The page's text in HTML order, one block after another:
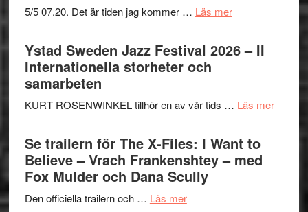
5/5 07.20. Det är tiden jag kommer … Läs merom
Håkan
Hellström
Folkets
–
en
Ystad Sweden Jazz Festival 2026 – II
Internationella storheter och
samarbeten
KURT ROSENWINKEL tillhör en av vår tids … Läs merom
Se trailern för The X-Files: I Want to
Believe – Vrach Frankenshtey – med
Fox Mulder och Dana Scully
Den officiella trailern och … Läs merom